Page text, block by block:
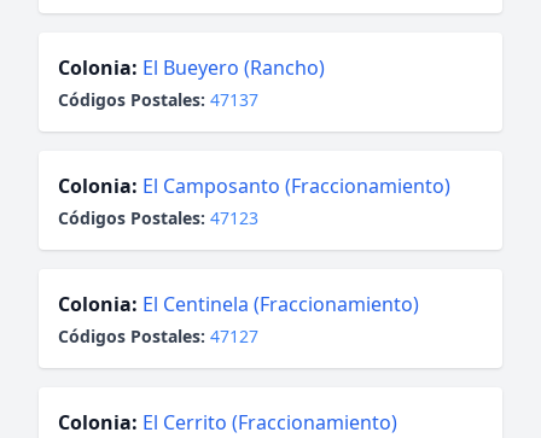
Colonia: El Bueyero (Rancho)
Códigos Postales: 47137
Colonia: El Camposanto (Fraccionamiento)
Códigos Postales: 47123
Colonia: El Centinela (Fraccionamiento)
Códigos Postales: 47127
Colonia: El Cerrito (Fraccionamiento)